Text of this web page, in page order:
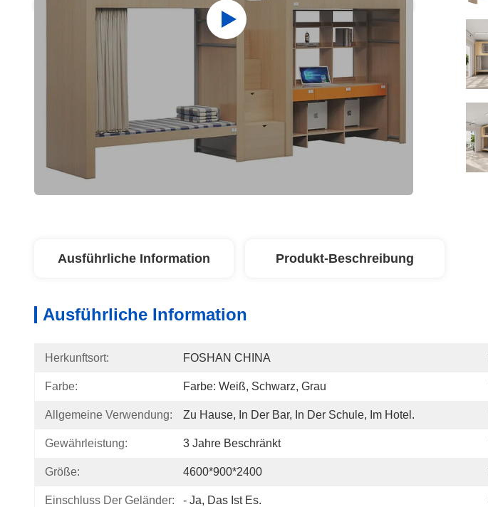
Ausführliche Information Produkt-Beschreibung
Ausführliche Information
Herkunftsort: FOSHAN CHINA
Farbe: Farbe: Weiß, Schwarz, Grau
Allgemeine Verwendung: Zu Hause, In Der Bar, In Der Schule, Im Hotel.
Gewährleistung: 3 Jahre Beschränkt
Größe: 4600*900*2400
Einschluss Der Geländer: - Ja, Das Ist Es.